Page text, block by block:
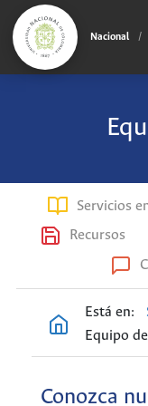
Nacional /
Servicios
Recursos
Está en:
Equipo
Conozca